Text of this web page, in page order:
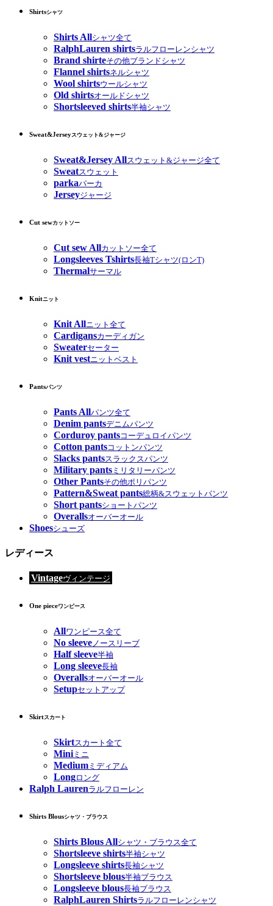
Shirtsシャツ
Shirts Allシャツ全て
RalphLauren shirtsラルフローレンシャツ
Brand shirteその他ブランドシャツ
Flannel shirtsネルシャツ
Wool shirtsウールシャツ
Old shirtsオールドシャツ
Shortsleeved shirts半袖シャツ
Sweat&Jerseyスウェット&ジャージ
Sweat&Jersey Allスウェット&ジャージ全て
Sweatスウェット
parkaパーカ
Jerseyジャージ
Cut sewカットソー
Cut sew Allカットソー全て
Longsleeves Tshirts長袖Tシャツ(ロンT)
Thermalサーマル
Knitニット
Knit Allニット全て
Cardigansカーディガン
Sweaterセーター
Knit vestニットベスト
Pantsパンツ
Pants Allパンツ全て
Denim pantsデニムパンツ
Corduroy pantsコーデュロイパンツ
Cotton pantsコットンパンツ
Slacks pantsスラックスパンツ
Military pants ミリタリーパンツ
Other Pantsその他ポリパンツ
Pattern&Sweat pants総柄&スウェットパンツ
Short pantsショートパンツ
Overallsオーバーオール
Shoesシューズ
レディース
Vintageヴィンテージ
One pieceワンピース
Allワンピース全て
No sleeveノースリーブ
Half sleeve半袖
Long sleeve長袖
Overallsオーバーオール
Setupセットアップ
Skirtスカート
Skirtスカート全て
Miniミニ
Medium ミディアム
Longロング
Ralph Laurenラルフローレン
Shirts Blousシャツ・ブラウス
Shirts Blous Allシャツ・ブラウス全て
Shortsleeve shirts半袖シャツ
Longsleeve shirts長袖シャツ
Shortsleeve blous半袖ブラウス
Longsleeve blous長袖ブラウス
RalphLauren Shirtsラルフローレンシャツ